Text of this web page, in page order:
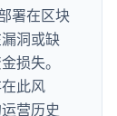
署在区块
洞或缺
损失。
此风
营历史